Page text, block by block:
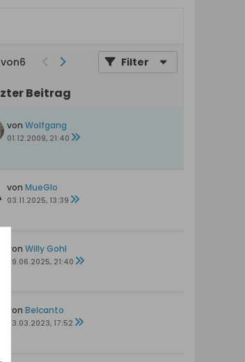
von6 Filter
Beitrag
von Wolfgang
01.12.2009, 21:40
von MueGlo
03.11.2025, 13:39
von Willy Gohl
29.06.2025, 21:40
von Belcanto
23.03.2023, 17:52